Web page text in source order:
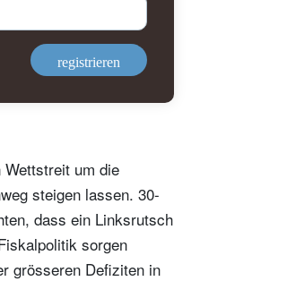
registrieren
um die
steigen lassen. 30-
dass ein Linksrutsch
sorgen
grösseren Defiziten in